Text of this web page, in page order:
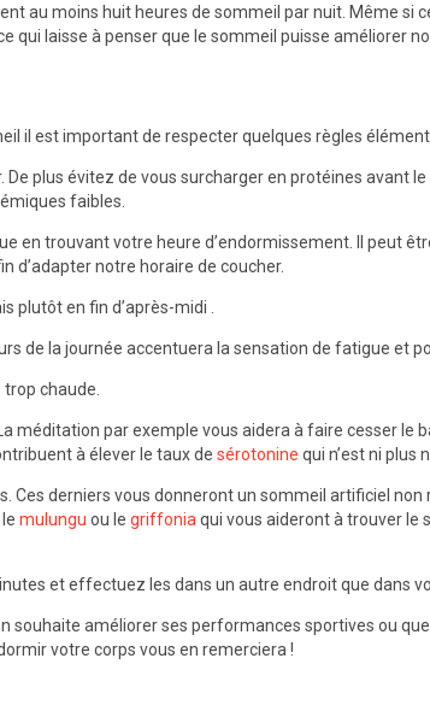
au moins huit heures de sommeil par nuit. Même si
qui laisse à penser que le sommeil puisse améliorer
il est important de respecter quelques règles
De plus évitez de vous surcharger en protéines avant
faibles.
en trouvant votre heure d’endormissement. Il peut
d’adapter notre horaire de coucher.
plutôt en fin d’après-midi .
de la journée accentuera la sensation de fatigue et
trop chaude.
méditation par exemple vous aidera à faire cesser le
à élever le taux de sérotonine qui n’est ni plus
Ces derniers vous donneront un sommeil artificiel non
mulungu ou le griffoniaqui vous aideront à trouver le
et effectuez les dans un autre endroit que dans
souhaite améliorer ses performances sportives ou
votre corps vous en remerciera !